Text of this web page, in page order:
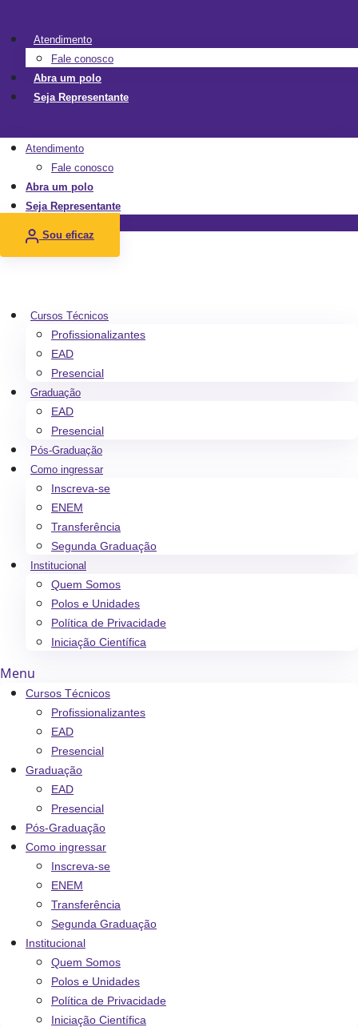
conteúdo
Atendimento
Fale conosco
Abra um polo
Seja Representante
Atendimento
Fale conosco
Abra um polo
Seja Representante
Sou eficaz
Cursos Técnicos
Profissionalizantes
EAD
Presencial
Graduação
EAD
Presencial
Pós-Graduação
Como ingressar
Inscreva-se
ENEM
Transferência
Segunda Graduação
Institucional
Quem Somos
Polos e Unidades
Política de Privacidade
Iniciação Científica
Menu
Cursos Técnicos
Profissionalizantes
EAD
Presencial
Graduação
EAD
Presencial
Pós-Graduação
Como ingressar
Inscreva-se
ENEM
Transferência
Segunda Graduação
Institucional
Quem Somos
Polos e Unidades
Política de Privacidade
Iniciação Científica